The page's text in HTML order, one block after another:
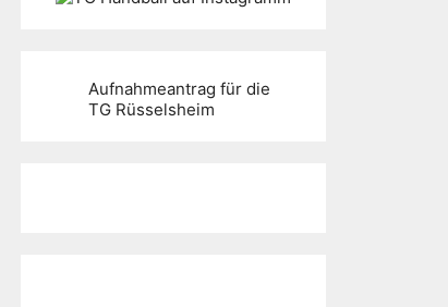
Aufnahmeantrag für die
TG Rüsselsheim